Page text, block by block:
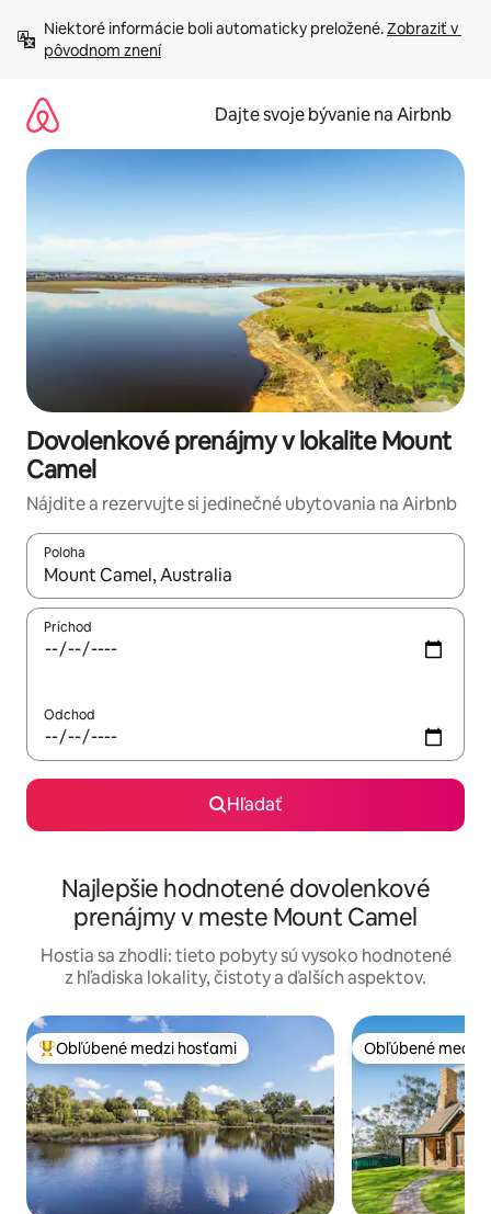
obsah.
Niektoré informácie boli automaticky preložené. Zobraziť v
pôvodnom znení
Dajte svoje bývanie na Airbnb
Dovolenkové prenájmy v lokalite Mount
Camel
Nájdite a rezervujte si jedinečné ubytovania na Airbnb
Poloha
Keď budú výsledky k dispozícii, môžete si ich prechádzať
Príchod
Odchod
Hľadať
Najlepšie hodnotené dovolenkové
prenájmy v meste Mount Camel
Hostia sa zhodli: tieto pobyty sú vysoko hodnotené
z hľadiska lokality, čistoty a ďalších aspektov.
Najobľúbenejšie medzi hosťami
Obľúbené medzi hosťami Obľúbené medzi
Obľúbené medzi